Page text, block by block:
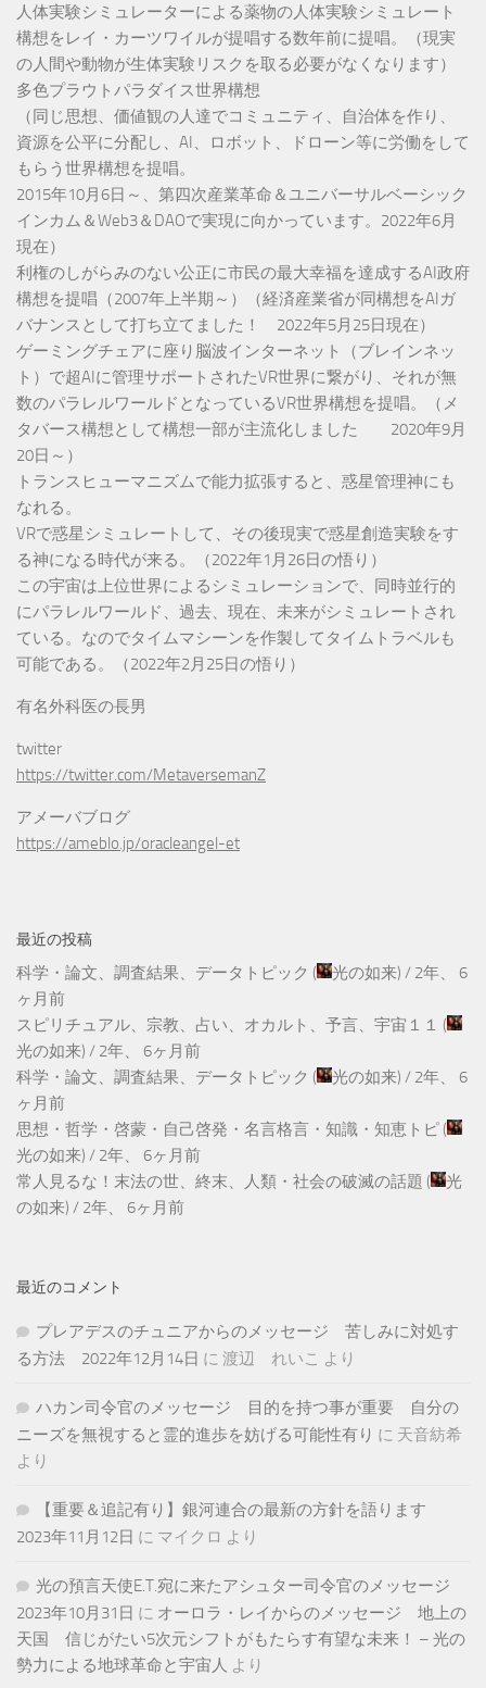
人体実験シミュレーターによる薬物の人体実験シミュレート
構想をレイ・カーツワイルが提唱する数年前に提唱。（現実
の人間や動物が生体実験リスクを取る必要がなくなります）
多色プラウトパラダイス世界構想
（同じ思想、価値観の人達でコミュニティ、自治体を作り、
資源を公平に分配し、AI、ロボット、ドローン等に労働をして
もらう世界構想を提唱。
2015年10月6日～、第四次産業革命＆ユニバーサルベーシック
インカム＆Web3＆DAOで実現に向かっています。2022年6月
現在）
利権のしがらみのない公正に市民の最大幸福を達成するAI政府
構想を提唱（2007年上半期～）（経済産業省が同構想をAIガ
バナンスとして打ち立てました！ 2022年5月25日現在）
ゲーミングチェアに座り脳波インターネット（ブレインネッ
ト）で超AIに管理サポートされたVR世界に繋がり、それが無
数のパラレルワールドとなっているVR世界構想を提唱。（メ
タバース構想として構想一部が主流化しました 2020年9月
20日～）
トランスヒューマニズムで能力拡張すると、惑星管理神にも
なれる。
VRで惑星シミュレートして、その後現実で惑星創造実験をす
る神になる時代が来る。（2022年1月26日の悟り）
この宇宙は上位世界によるシミュレーションで、同時並行的
にパラレルワールド、過去、現在、未来がシミュレートされ
ている。なのでタイムマシーンを作製してタイムトラベルも
可能である。（2022年2月25日の悟り）
有名外科医の長男
twitter
https://twitter.com/MetaversemanZ
アメーバブログ
https://ameblo.jp/oracleangel-et
最近の投稿
科学・論文、調査結果、データトピック ( 光の如来) / 2年、 6
ヶ月前
スピリチュアル、宗教、占い、オカルト、予言、宇宙１１ (
光の如来) / 2年、 6ヶ月前
科学・論文、調査結果、データトピック ( 光の如来) / 2年、 6
ヶ月前
思想・哲学・啓蒙・自己啓発・名言格言・知識・知恵トピ (
光の如来) / 2年、 6ヶ月前
常人見るな！末法の世、終末、人類・社会の破滅の話題 (
光
の如来) / 2年、 6ヶ月前
最近のコメント
プレアデスのチュニアからのメッセージ 苦しみに対処す
る方法 2022年12月14日 に 渡辺 れいこ より
ハカン司令官のメッセージ 目的を持つ事が重要 自分の
ニーズを無視すると霊的進歩を妨げる可能性有り に 天音紡希
より
【重要＆追記有り】銀河連合の最新の方針を語ります
2023年11月12日 に マイクロ より
光の預言天使E.T.宛に来たアシュター司令官のメッセージ
2023年10月31日 に オーロラ・レイからのメッセージ 地上の
天国 信じがたい5次元シフトがもたらす有望な未来！ – 光の
勢力による地球革命と宇宙人 より